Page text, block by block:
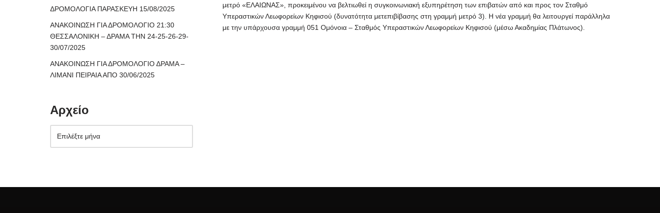
ΔΡΟΜΟΛΟΓΙΑ ΠΑΡΑΣΚΕΥΗ 15/08/2025
ΑΝΑΚΟΙΝΩΣΗ ΓΙΑ ΔΡΟΜΟΛΟΓΙΟ 21:30
ΘΕΣΣΑΛΟΝΙΚΗ – ΔΡΑΜΑ ΤΗΝ 24-25-26-29-
30/07/2025
ΑΝΑΚΟΙΝΩΣΗ ΓΙΑ ΔΡΟΜΟΛΟΓΙΟ ΔΡΑΜΑ –
ΛΙΜΑΝΙ ΠΕΙΡΑΙΑ ΑΠΟ 30/06/2025
Αρχείο
μετρό «ΕΛΑΙΩΝΑΣ», προκειμένου να βελτιωθεί η συγκοινωνιακή εξυπηρέτηση των επιβατών από και προς τον Σταθμό
Υπεραστικών Λεωφορείων Κηφισού (δυνατότητα μετεπιβίβασης στη γραμμή μετρό 3). Η νέα γραμμή θα λειτουργεί παράλληλα
με την υπάρχουσα γραμμή 051 Ομόνοια – Σταθμός Υπεραστικών Λεωφορείων Κηφισού (μέσω Ακαδημίας Πλάτωνος).